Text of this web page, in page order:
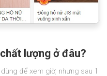
lượng ở đâu?
để xem giờ, nhưng sau 1